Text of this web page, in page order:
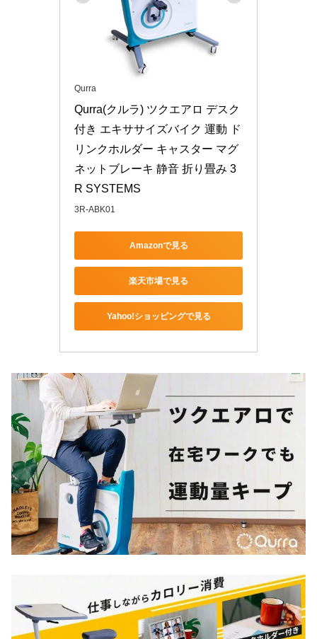
Qurra
Qurra(クルラ) ツクエアロ デスク
付き エキササイズバイク 運動 ド
リンクホルダー キャスター マグ
ネットブレーキ 静音 折り畳み 3
R SYSTEMS
3R-ABK01
Amazonで見る
楽天市場で見る
Yahoo!ショッピングで見る